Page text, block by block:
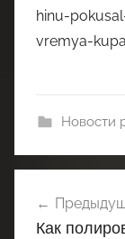
hinu-
vremya-
Новости
поКак